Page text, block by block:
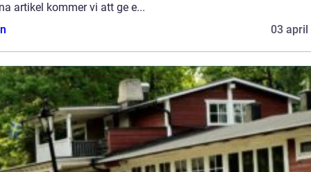
artikel kommer vi att ge e...
03 april